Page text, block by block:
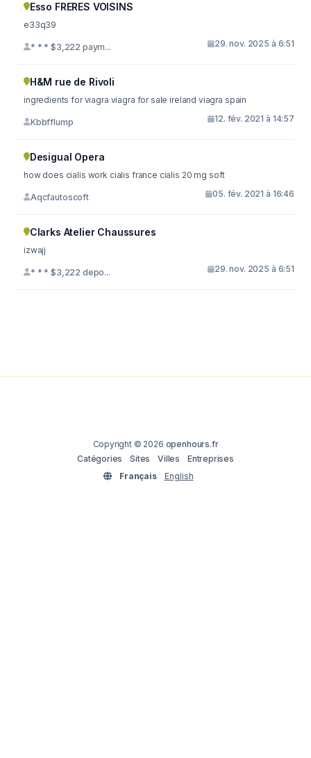
Esso FRERES VOISINS
e33q39
* * * $3,222 paym... 29. nov. 2025 à 6:51
H&M rue de Rivoli
ingredients for viagra viagra for sale ireland viagra spain
Kbbfflump 12. fév. 2021 à 14:57
Desigual Opera
how does cialis work cialis france cialis 20 mg soft
Aqcfautoscoft 05. fév. 2021 à 16:46
Clarks Atelier Chaussures
izwajj
* * * $3,222 depo... 29. nov. 2025 à 6:51
Copyright © 2026 openhours.fr
Catégories
Sites Villes
Entreprises
Français
English